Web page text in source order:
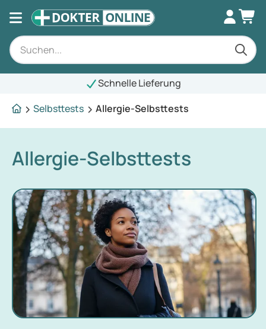
Schnelle Lieferung
Selbsttests
Allergie-Selbsttests
Allergie-Selbsttests